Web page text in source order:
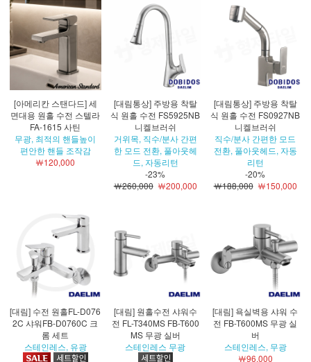
[아메리칸 스탠다드] 세
면대용 원홀 수전 스텔라
FA-1615 사틴
무광, 최적의 핸들높이
편안한 핸들 조작감
￦120,000
[대림통상] 주방용 착탈
식 원홀 수전 FS5925NB
니켈브러쉬
거위목, 직수/분사 간편
한 모드 전환, 풀아웃헤
드, 자동리턴
-23%
￦260,000￦200,000
[대림통상] 주방용 착탈
식 원홀 수전 FS0927NB
니켈브러쉬
직수/분사 간편한 모드
전환, 풀아웃헤드, 자동
리턴
-20%
￦188,000￦150,000
[대림] 수전 원홀FL-D076
2C 샤워FB-D0760C 크
롬 세트
스테인레스, 유광
[대림] 원홀수전 샤워수
전 FL-T340MS FB-T600
MS 무광 실버
스테인레스 무광
[대림] 욕실벽용 샤워 수
전 FB-T600MS 무광 실
버
스테인레스, 무광
￦96,000